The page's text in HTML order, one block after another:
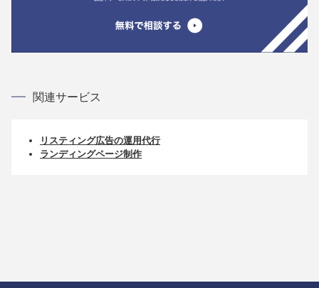
関連サービス
リスティング広告の運用代行
ランディングページ制作